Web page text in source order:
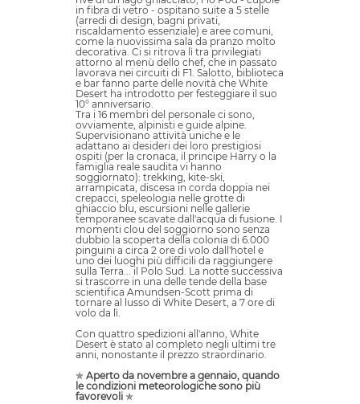
in fibra di vetro - ospitano suite a 5 stelle
(arredi di design, bagni privati,
riscaldamento essenziale) e aree comuni,
come la nuovissima sala da pranzo molto
decorativa. Ci si ritrova lì tra privilegiati
attorno al menù dello chef, che in passato
lavorava nei circuiti di F1. Salotto, biblioteca
e bar fanno parte delle novità che White
Desert ha introdotto per festeggiare il suo
10° anniversario.
Tra i 16 membri del personale ci sono,
ovviamente, alpinisti e guide alpine.
Supervisionano attività uniche e le
adattano ai desideri dei loro prestigiosi
ospiti (per la cronaca, il principe Harry o la
famiglia reale saudita vi hanno
soggiornato): trekking, kite-ski,
arrampicata, discesa in corda doppia nei
crepacci, speleologia nelle grotte di
ghiaccio blu, escursioni nelle gallerie
temporanee scavate dall'acqua di fusione. I
momenti clou del soggiorno sono senza
dubbio la scoperta della colonia di 6.000
pinguini a circa 2 ore di volo dall'hotel e
uno dei luoghi più difficili da raggiungere
sulla Terra... il Polo Sud. La notte successiva
si trascorre in una delle tende della base
scientifica Amundsen-Scott prima di
tornare al lusso di White Desert, a 7 ore di
volo da lì.
Con quattro spedizioni all'anno, White
Desert è stato al completo negli ultimi tre
anni, nonostante il prezzo straordinario.
✯ Aperto da novembre a gennaio, quando
le condizioni meteorologiche sono più
favorevoli ✯